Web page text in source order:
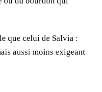
que celui de Salvia :
aussi moins exigeant